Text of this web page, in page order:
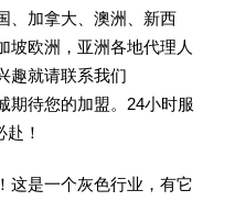
、加拿大、澳洲、新西
坡欧洲，亚洲各地代理人
趣就请联系我们
待您的加盟。24小时服
！
这是一个灰色行业，有它